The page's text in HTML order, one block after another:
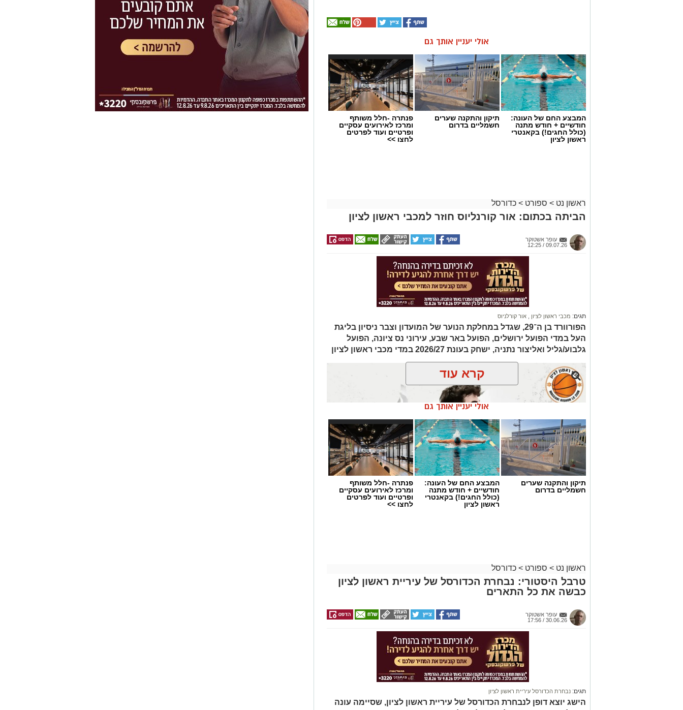
אולי יעניין אותך גם
המבצע החם של העונה:
חודשיים + חודש מתנה
(כולל החגים!) בקאנטרי
ראשון לציון
תיקון והתקנה שערים
חשמליים בדרום
פנתרה -חלל משותף
ומרכז לאירועים עסקיים
ופרטיים ועוד לפרטים
לחצו >>
ראשון נט > ספורט > כדורסל
הביתה בכתום: אור קורנליוס חוזר למכבי ראשון לציון
עופר אשטוקר
09.07.26 / 12:25
תגים: מכבי ראשון לציון אור קורלניוס
הפורוורד בן ה־29, שגדל במחלקת הנוער של המועדון וצבר ניסיון בליגת
העל במדי הפועל ירושלים, הפועל באר שבע, עירוני נס ציונה, הפועל
גלבוע/גליל ואליצור נתניה, ישחק בעונת 2026/27 במדי מכבי ראשון לציון
אור קורנליוס חתם במכבי ראשון לציון
מכבי ראשון לציון ממשיכה לבנות את הסגל לעונת 2026/27 והודיעה היום (חמישי)
על החתמתו של אור קורנליוס.
קורנליוס (29, 1.99 מ') גדל במחלקת הנוער של המועדון וחוזר ללבוש את המדים
קרא עוד
אולי יעניין אותך גם
תיקון והתקנה שערים
חשמליים בדרום
המבצע החם של העונה:
חודשיים + חודש מתנה
(כולל החגים!) בקאנטרי
ראשון לציון
פנתרה -חלל משותף
ומרכז לאירועים עסקיים
ופרטיים ועוד לפרטים
לחצו >>
ראשון נט > ספורט > כדורסל
טרבל היסטורי: נבחרת הכדורסל של עיריית ראשון לציון
כבשה את כל התארים
עופר אשטוקר
30.06.26 / 17:56
תגים: נבחרת הכדורסל עיריית ראשון לציון
הישג יוצא דופן לנבחרת הכדורסל של עיריית ראשון לציון, שסיימה עונה